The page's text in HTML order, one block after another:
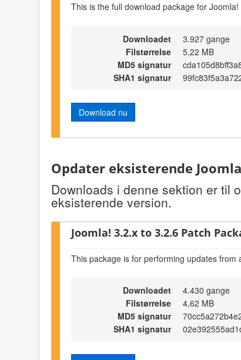
This is the full download package for Joomla!
Downloadet
3.927 gange
Filstørrelse
5,22 MB
MD5 signatur
SHA1 signatur
Download nu
Opdater eksisterende
Downloads i denne sektion er til
eksisterende version.
Joomla! 3.2.x to 3.2.6 Patch
This package is for performing updates from
Downloadet
4.430 gange
Filstørrelse
4,62 MB
MD5 signatur
SHA1 signatur